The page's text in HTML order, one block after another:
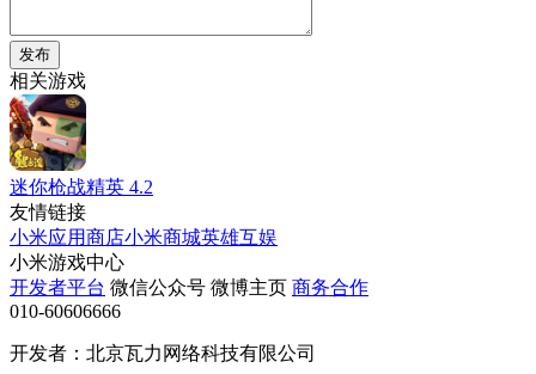
发布
相关游戏
迷你枪战精英 4.2
友情链接
小米应用商店小米商城英雄互娱
小米游戏中心
开发者平台 微信公众号 微博主页 商务合作
010-60606666
开发者：北京瓦力网络科技有限公司